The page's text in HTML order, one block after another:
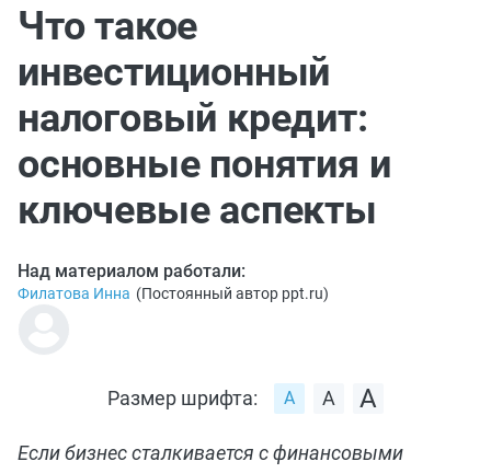
11:31
отношений
#новости
Что такое
инвестиционный
налоговый кредит:
основные понятия и
ключевые аспекты
Над материалом работали:
Филатова Инна (Постоянный автор ppt.ru)
Размер шрифта:
Если бизнес сталкивается с финансовыми